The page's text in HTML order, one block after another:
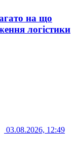
на що
логістики
03.08.2026, 12:49